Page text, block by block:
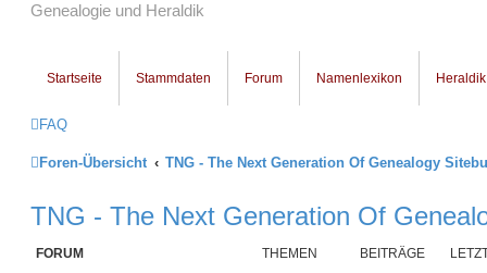
Genealogie und Heraldik
Startseite Stammdaten Forum Namenlexikon Heraldik
FAQ
Foren-Übersicht TNG - The Next Generation Of Genealogy
TNG - The Next Generation Of
FORUM THEMEN BEITRÄGE